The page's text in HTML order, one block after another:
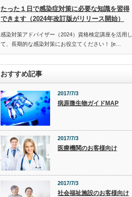
たった１日で感染症対策に必要な知識を習得
できます（2024年改訂版がリリース開始）
感染対策アドバイザー（2024）資格検定講座を活用し
て、長期的な感染対策にお役立てください！ [e…
おすすめ記事
2017/7/3
病原微生物ガイドMAP
2017/7/3
医療機関のお客様向け
2017/7/3
社会福祉施設のお客様向け